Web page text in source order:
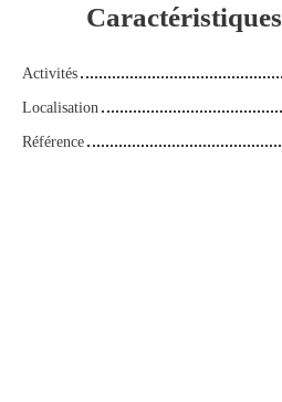
Caractéristiques
Activités
Localisation
Référence